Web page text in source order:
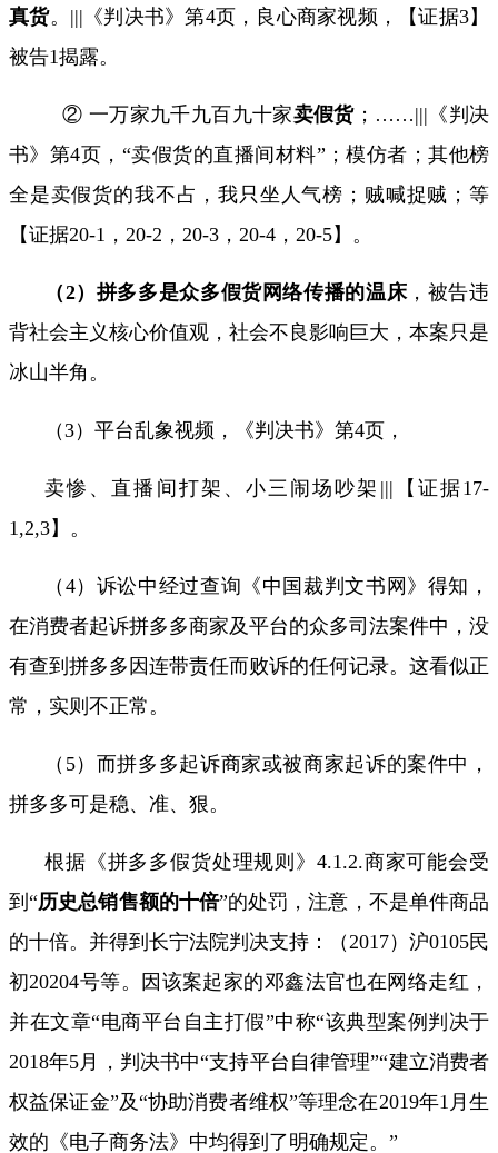
真货。 ||| 《判决书》第4页， 良心商家视频 ，【证据3】
被告1揭露。
② 一万家九千九百九十家卖假货； ……||| 《判决
书》第4页，“卖假货的直播间材料”；模仿者；其他榜
全是卖假货的我不占，我只坐人气榜；贼喊捉贼；等
【证据20-1 ， 20-2 ， 20-3 ， 20-4 ， 20-5】。
（2）拼多多是众多假货网络传播的温床，被告违
背社会主义核心价值观，社会不良影响巨大，本案只是
冰山半角。
（3）平台乱象视频，《判决书》第4页，
卖惨、直播间打架、小三闹场吵架 ||| 【证据17-
1,2,3】。
（ 4） 诉讼中经过查询《中国裁判文书网》得知，
在消费者起诉拼多多商家及平台的众多司法案件中， 没
有查到拼多多因连带责任而败诉的任何记录。这看似正
常，实则不正常。
（ 5） 而拼多多起诉商家或被商家起诉的案件中，
拼多多可是稳、准、狠。
根据《拼多多假货处理规则》 4.1.2.商家可能会受
到“历史总销售额的十倍”的处罚，注意，不是单件商品
的十倍。并得到长宁法院判决支持：（ 2017）沪0105民
初20204号等。因该案起家的邓鑫法官也在网络走红，
并在文章“电商平台自主打假”中称“该典型案例判决于
2018年5 月，判决书中“支持平台自律管理”“建立消费者
权益保证金”及“协助消费者维权”等理念在2019年1 月生
效的《电子商务法》中均得到了明确规定。”